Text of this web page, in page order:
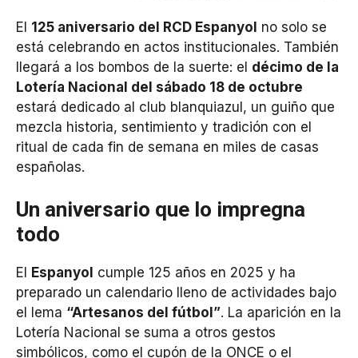
El 125 aniversario del RCD Espanyol no solo se
está celebrando en actos institucionales. También
llegará a los bombos de la suerte: el décimo de la
Lotería Nacional del sábado 18 de octubre
estará dedicado al club blanquiazul, un guiño que
mezcla historia, sentimiento y tradición con el
ritual de cada fin de semana en miles de casas
españolas.
Un aniversario que lo impregna
todo
El Espanyol cumple 125 años en 2025 y ha
preparado un calendario lleno de actividades bajo
el lema “Artesanos del fútbol”. La aparición en la
Lotería Nacional se suma a otros gestos
simbólicos, como el cupón de la ONCE o el